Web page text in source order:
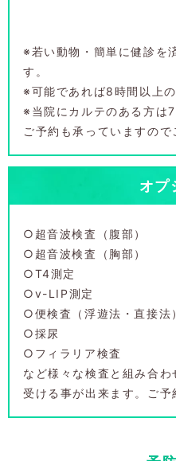
※若い動物・簡単に健診を
す。
※可能であれば8時間以上
※当院にカルテのある方は
ご予約も承っていますので
オプ
○超音波検査（腹部）
○超音波検査（胸部）
○T4測定
○v-LIP測定
○便検査（浮遊法・直接法
○採尿
○フィラリア検査
など様々な検査と組み合
受ける事が出来ます。ご予